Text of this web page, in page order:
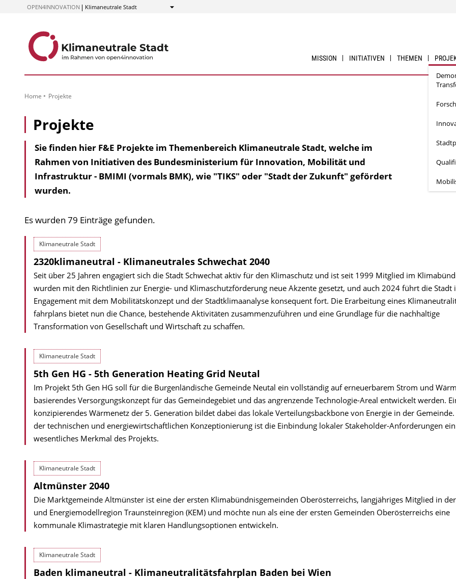
OPEN4INNOVATION Klimaneutrale Stadt
Anzeigen
MISSION INITIATIVEN THEMEN
Home Projekte
Projekte
Sie finden hier F&E Projekte im Themenbereich Klimaneutrale Stadt, welche im
Rahmen von Initiativen des Bundesministerium für Innovation, Mobilität und
Infrastruktur - BMIMI (vormals BMK), wie "TIKS" oder "Stadt der Zukunft" gefördert
wurden.
Es wurden 79 Einträge gefunden.
Klimaneutrale Stadt
2320klimaneutral - Klimaneutrales Schwechat 2040
Seit über 25 Jahren engagiert sich die Stadt Schwechat aktiv für den Klimaschutz und ist seit 1999 Mitglied im
wurden mit den Richtlinien zur Energie- und Klima­schutz­förderung neue Akzente gesetzt, und auch 2024 führt die Stadt
Engagement mit dem Mobilitäts­konzept und der Stadt­klima­analyse konsequent fort. Die Erarbeitung eines
fahrplans bietet nun die Chance, bestehende Aktivitäten zusammenzuführen und eine Grundlage für die nachhaltige
Transformation von Gesellschaft und Wirtschaft zu schaffen.
Klimaneutrale Stadt
5th Gen HG - 5th Generation Heating Grid Neutal
Im Projekt 5th Gen HG soll für die Burgenländische Gemeinde Neutal ein vollständig auf erneuerbarem Strom und
basierendes Versorgungskonzept für das Gemeindegebiet und das angrenzende Technologie-Areal entwickelt werden.
konzipierendes Wärmenetz der 5. Generation bildet dabei das lokale Verteilungsbackbone von Energie in der Gemeinde.
der technischen und energiewirtschaftlichen Konzeptionierung ist die Einbindung lokaler Stakeholder-Anforderungen ein
wesentliches Merkmal des Projekts.
Klimaneutrale Stadt
Altmünster 2040
Die Marktgemeinde Altmünster ist eine der ersten Klimabündnisgemeinden Oberösterreichs, langjähriges Mitglied in
und Energiemodellregion Traunsteinregion (KEM) und möchte nun als eine der ersten Gemeinden Oberösterreichs eine
kommunale Klimastrategie mit klaren Handlungsoptionen entwickeln.
Klimaneutrale Stadt
Baden klimaneutral - Klimaneutralitätsfahrplan Baden bei Wien